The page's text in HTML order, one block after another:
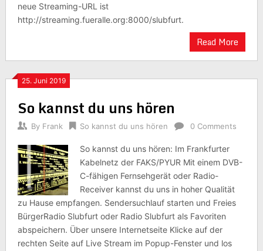
neue Streaming-URL ist
http://streaming.fueralle.org:8000/slubfurt.
Read More
25. Juni 2019
So kannst du uns hören
By Frank So kannst du uns hören 0 Comments
So kannst du uns hören: Im Frankfurter
Kabelnetz der FAKS/PYUR Mit einem DVB-
C-fähigen Fernsehgerät oder Radio-
Receiver kannst du uns in hoher Qualität
zu Hause empfangen. Sendersuchlauf starten und Freies
BürgerRadio Slubfurt oder Radio Slubfurt als Favoriten
abspeichern. Über unsere Internetseite Klicke auf der
rechten Seite auf Live Stream im Popup-Fenster und los